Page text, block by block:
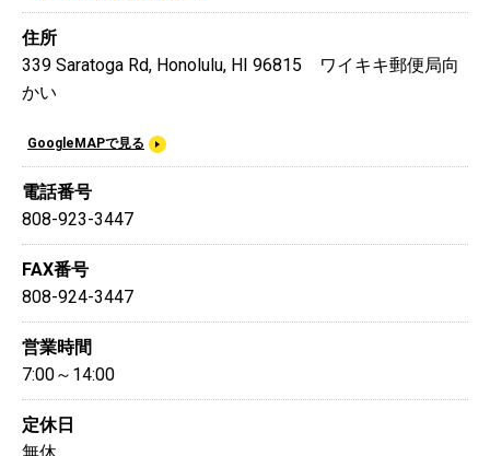
住所
339 Saratoga Rd, Honolulu, HI 96815 ワイキキ郵便局向
かい
GoogleMAPで見る
電話番号
808-923-3447
FAX番号
808-924-3447
営業時間
7:00～14:00
定休日